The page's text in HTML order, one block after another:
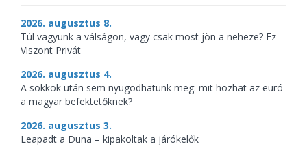
2026. augusztus 8.
Túl vagyunk a válságon, vagy csak most jön a neheze? Ez
Viszont Privát
2026. augusztus 4.
A sokkok után sem nyugodhatunk meg: mit hozhat az euró
a magyar befektetőknek?
2026. augusztus 3.
Leapadt a Duna – kipakoltak a járókelők